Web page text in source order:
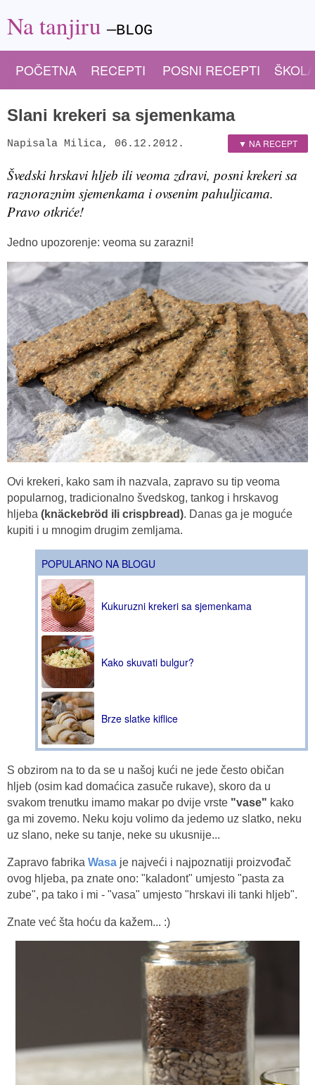
Na tanjiru—BLOG
POČETNA RECEPTI POSNI RECEPTI
Slani krekeri sa sjemenkama
▼ NA RECEPT
Napisala Milica, 06.12.2012.
Švedski hrskavi hljeb ili veoma zdravi, posni krekeri sa
raznoraznim sjemenkama i ovsenim pahuljicama.
Pravo otkriće!
Jedno upozorenje: veoma su zarazni!
Ovi krekeri, kako sam ih nazvala, zapravo su tip veoma
popularnog, tradicionalno švedskog, tankog i hrskavog
hljeba (knäckebröd ili crispbread). Danas ga je moguće
kupiti i u mnogim drugim zemljama.
POPULARNO NA BLOGU
Kukuruzni krekeri sa sjemenkama
Kako skuvati bulgur?
Brze slatke kiflice
S obzirom na to da se u našoj kući ne jede često običan
hljeb (osim kad domaćica zasuče rukave), skoro da u
svakom trenutku imamo makar po dvije vrste "vase" kako
ga mi zovemo. Neku koju volimo da jedemo uz slatko, neku
uz slano, neke su tanje, neke su ukusnije...
Zapravo fabrika Wasa je najveći i najpoznatiji proizvođač
ovog hljeba, pa znate ono: "kaladont" umjesto "pasta za
zube", pa tako i mi - "vasa" umjesto "hrskavi ili tanki hljeb".
Znate već šta hoću da kažem... :)